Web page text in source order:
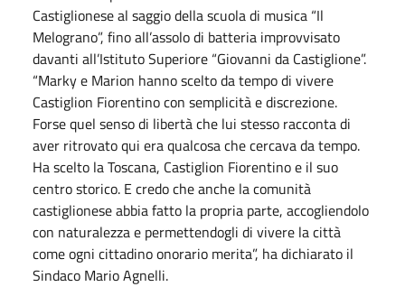
Castiglionese al saggio della scuola di musica “Il
Melograno”, fino all’assolo di batteria improvvisato
davanti all’Istituto Superiore “Giovanni da Castiglione”.
“Marky e Marion hanno scelto da tempo di vivere
Castiglion Fiorentino con semplicità e discrezione.
Forse quel senso di libertà che lui stesso racconta di
aver ritrovato qui era qualcosa che cercava da tempo.
Ha scelto la Toscana, Castiglion Fiorentino e il suo
centro storico. E credo che anche la comunità
castiglionese abbia fatto la propria parte, accogliendolo
con naturalezza e permettendogli di vivere la città
come ogni cittadino onorario merita”, ha dichiarato il
Sindaco Mario Agnelli.